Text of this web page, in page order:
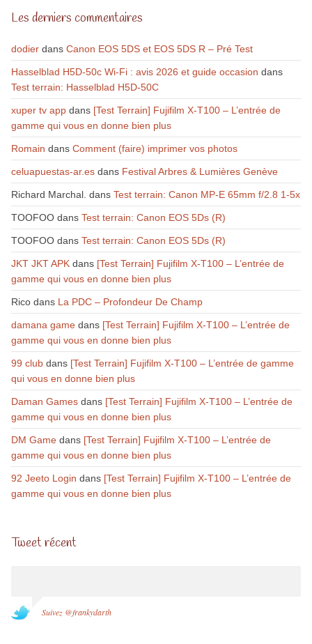
Les derniers commentaires
dodierdans Canon EOS 5DS et EOS 5DS R – Pré Test
Hasselblad H5D-50c Wi-Fi : avis 2026 et guide occasion dans
Test terrain: Hasselblad H5D-50C
xuper tv appdans [Test Terrain] Fujifilm X-T100 – L’entrée de
gamme qui vous en donne bien plus
Romain dans Comment (faire) imprimer vos photos
celuapuestas-ar.esdans Festival Arbres & Lumières Genève
Richard Marchal. dans Test terrain: Canon MP-E 65mm f/2.8 1-5x
TOOFOOdans Test terrain: Canon EOS 5Ds (R)
TOOFOOdans Test terrain: Canon EOS 5Ds (R)
JKT JKT APKdans [Test Terrain] Fujifilm X-T100 – L’entrée de
gamme qui vous en donne bien plus
Ricodans La PDC – Profondeur De Champ
damana gamedans [Test Terrain] Fujifilm X-T100 – L’entrée de
gamme qui vous en donne bien plus
99 clubdans [Test Terrain] Fujifilm X-T100 – L’entrée de gamme
qui vous en donne bien plus
Daman Gamesdans [Test Terrain] Fujifilm X-T100 – L’entrée de
gamme qui vous en donne bien plus
DM Gamedans [Test Terrain] Fujifilm X-T100 – L’entrée de
gamme qui vous en donne bien plus
92 Jeeto Login dans [Test Terrain] Fujifilm X-T100 – L’entrée de
gamme qui vous en donne bien plus
Tweet récent
Suivez @frankydarth